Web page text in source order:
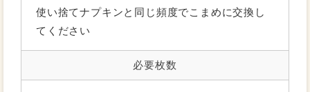
使い捨てナプキンと同じ頻度でこまめに交換し
てください
必要枚数